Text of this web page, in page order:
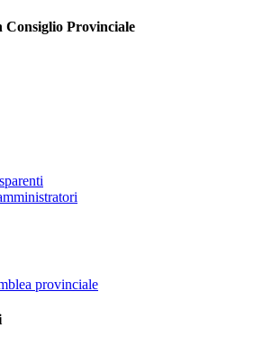
Provinciale
provinciale